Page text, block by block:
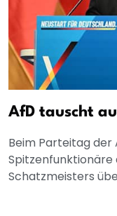
AfD tauscht
Beim Parteitag der
Spitzenfunktionäre
Schatzmeisters